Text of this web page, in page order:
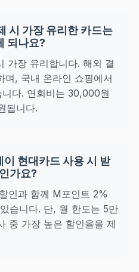
시 가장 유리한 카드는
되나요?
가장 유리합니다. 해외 결
, 국내 온라인 쇼핑에서
다. 연회비는 30,000원
됩니다.
현대카드 사용 시 받
가요?
인과 함께 M포인트 2%
습니다. 단, 월 한도는 5만
중 가장 높은 할인율을 제